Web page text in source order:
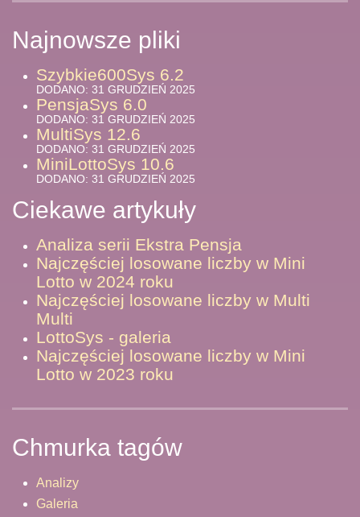
Najnowsze pliki
Szybkie600Sys 6.2
DODANO: 31 GRUDZIEŃ 2025
PensjaSys 6.0
DODANO: 31 GRUDZIEŃ 2025
MultiSys 12.6
DODANO: 31 GRUDZIEŃ 2025
MiniLottoSys 10.6
DODANO: 31 GRUDZIEŃ 2025
Ciekawe artykuły
Analiza serii Ekstra Pensja
Najczęściej losowane liczby w Mini
Lotto w 2024 roku
Najczęściej losowane liczby w Multi
Multi
LottoSys - galeria
Najczęściej losowane liczby w Mini
Lotto w 2023 roku
Chmurka tagów
Analizy
Galeria